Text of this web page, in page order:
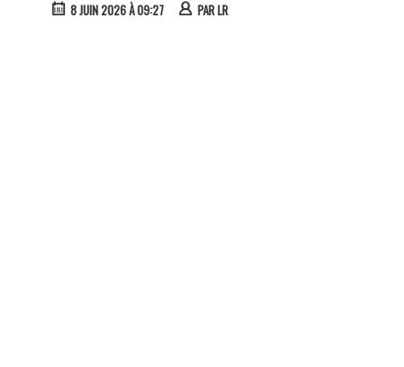
8 JUIN 2026 À 09:27 PARLR